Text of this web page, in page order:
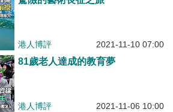
港人博評 2021-11-10 07:00
81歲老人達成的教育夢
港人博評 2021-11-06 10:00